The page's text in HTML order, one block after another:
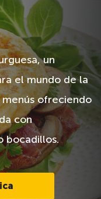
un
el mundo de la
menús ofreciendo
con
bocadillos.